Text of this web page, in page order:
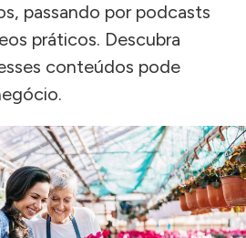
passando por podcasts
práticos. Descubra
conteúdos pode